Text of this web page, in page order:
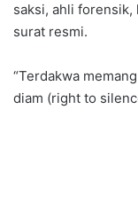
saksi, ahli forensik,
surat resmi.
“Terdakwa
diam (right to